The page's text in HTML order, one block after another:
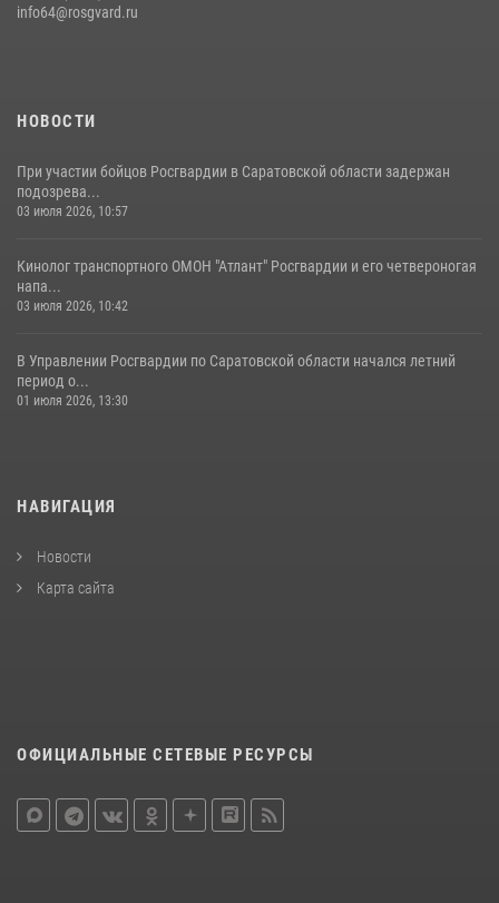
05 августа 2026, 12:55
info64@rosgvard.ru
НОВОСТИ
При участии бойцов Росгвардии в Саратовской области задержан
подозрева...
03 июля 2026, 10:57
Кинолог транспортного ОМОН "Атлант" Росгвардии и его четвероногая
напа...
03 июля 2026, 10:42
В Управлении Росгвардии по Саратовской области начался летний
период о...
01 июля 2026, 13:30
НАВИГАЦИЯ
Новости
Карта сайта
ОФИЦИАЛЬНЫЕ СЕТЕВЫЕ РЕСУРСЫ